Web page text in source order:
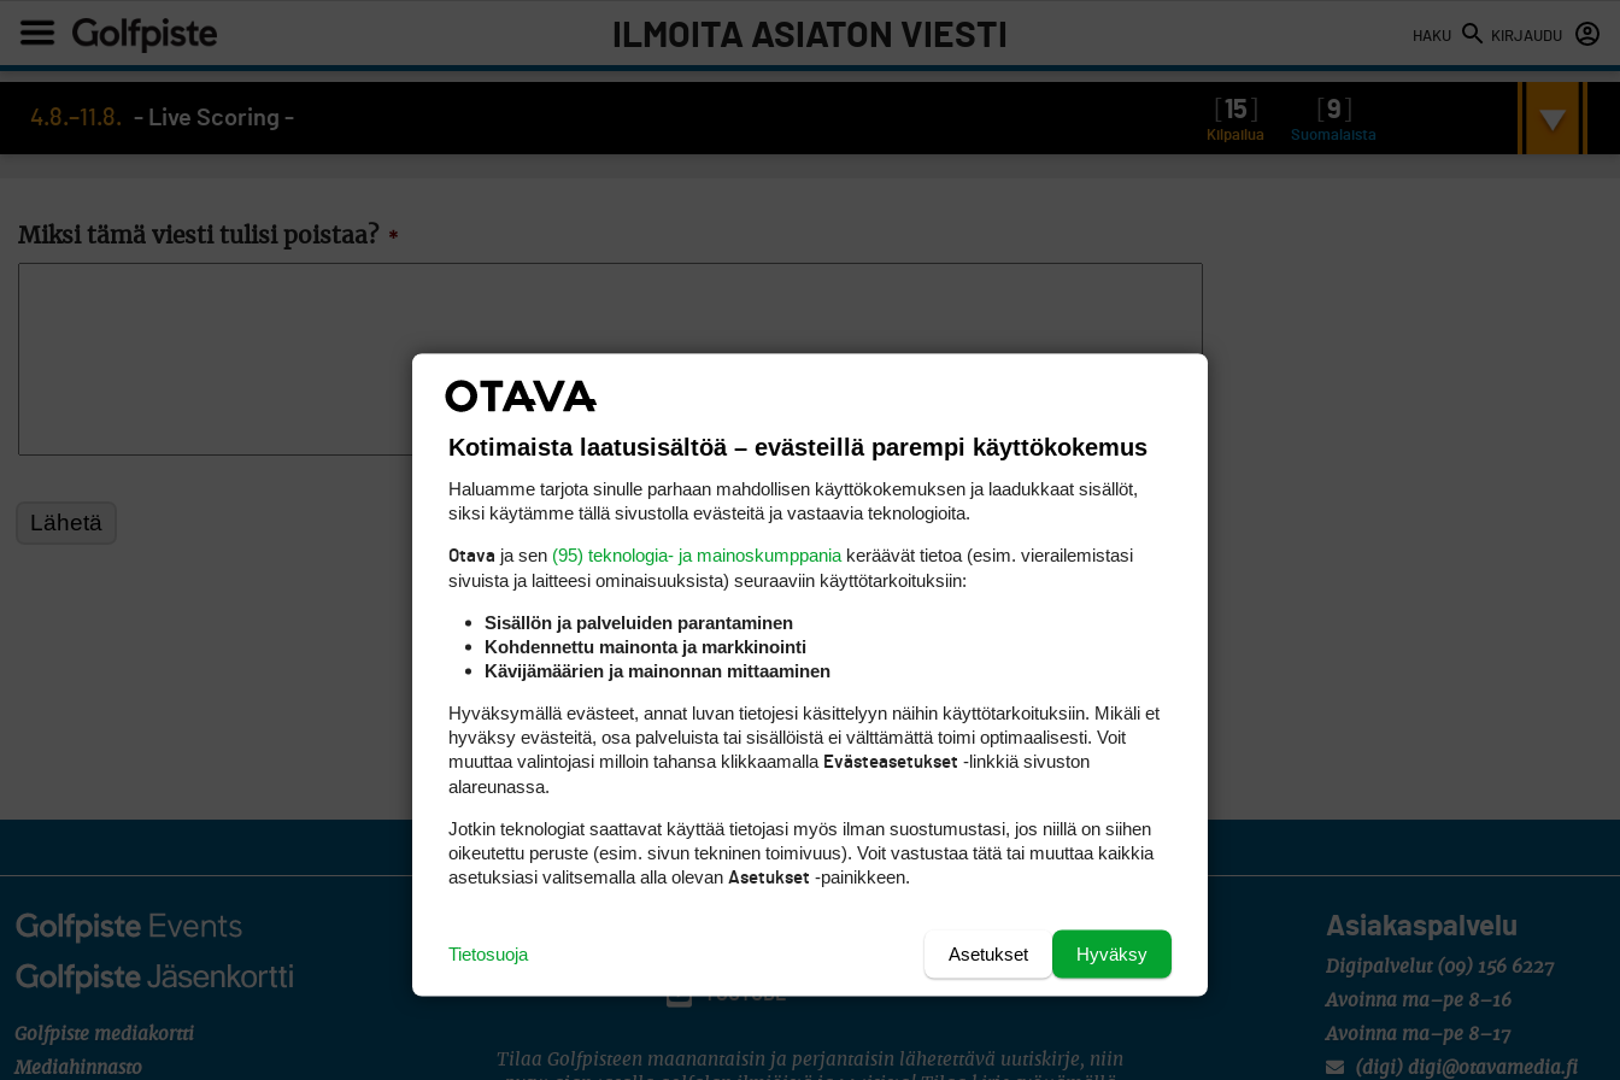
HAKU KIRJAUDU
ILMOITA ASIATON VIESTI
4.8.–11.8. - Live Scoring - 15 9
Kilpailua Suomalaista
Miksi tämä viesti tulisi poistaa? *
Golfpiste mediakortti
Mediahinnasto
Asiakaspalvelu
Digipalvelut (09) 156 6227
Avoinna ma–pe 8–16
Avoinna ma–pe 8–17
(digi) digi@otavamedia.fi
INSTAGRAM
YOUTUBE
Tilaa Golfpisteen maanantaisin ja perjantaisin lähetettävä uutiskirje, niin
Kotimaista laatusisältöä – evästeillä parempi käyttökokemus
Haluamme tarjota sinulle parhaan mahdollisen käyttökokemuksen ja laadukkaat sisällöt,
siksi käytämme tällä sivustolla evästeitä ja vastaavia teknologioita.
Otava ja sen (95) teknologia- ja mainoskumppania keräävät tietoa (esim. vierailemis­tasi
sivuista ja laitteesi ominaisuuk­sista) seuraaviin käyttötarkoituksiin:
Sisällön ja palveluiden parantaminen
Kohdennettu mainonta ja markkinointi
Kävijämäärien ja mainonnan mittaaminen
Hyväksymällä evästeet, annat luvan tietojesi käsittelyyn näihin käyttötarkoituksiin. Mikäli et
hyväksy evästeitä, osa palveluista tai sisällöistä ei välttämättä toimi optimaalisesti. Voit
muuttaa valintojasi milloin tahansa klikkaamalla Evästeasetukset -linkkiä sivuston
alareunassa.
Jotkin teknologiat saattavat käyttää tietojasi myös ilman suostumustasi, jos niillä on siihen
oikeutettu peruste (esim. sivun tekninen toimivuus). Voit vastustaa tätä tai muuttaa kaikkia
asetuksiasi valitsemalla alla olevan Asetukset -painikkeen.
Hyväksy
Asetukset
Tietosuoja